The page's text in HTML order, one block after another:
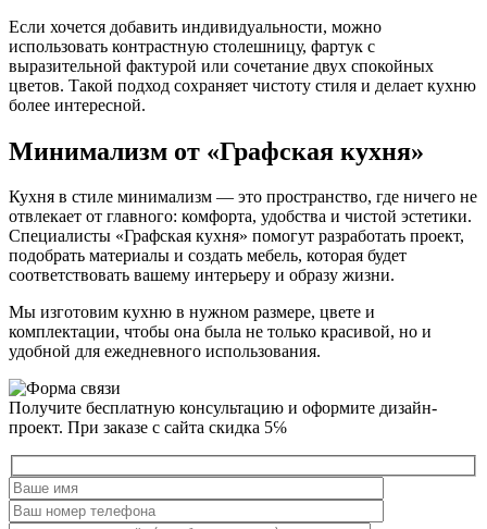
Если хочется добавить индивидуальности, можно
использовать контрастную столешницу, фартук с
выразительной фактурой или сочетание двух спокойных
цветов. Такой подход сохраняет чистоту стиля и делает кухню
более интересной.
Минимализм от «Графская кухня»
Кухня в стиле минимализм — это пространство, где ничего не
отвлекает от главного: комфорта, удобства и чистой эстетики.
Специалисты «Графская кухня» помогут разработать проект,
подобрать материалы и создать мебель, которая будет
соответствовать вашему интерьеру и образу жизни.
Мы изготовим кухню в нужном размере, цвете и
комплектации, чтобы она была не только красивой, но и
удобной для ежедневного использования.
Получите бесплатную консультацию и оформите дизайн-
проект. При заказе с сайта скидка 5℅